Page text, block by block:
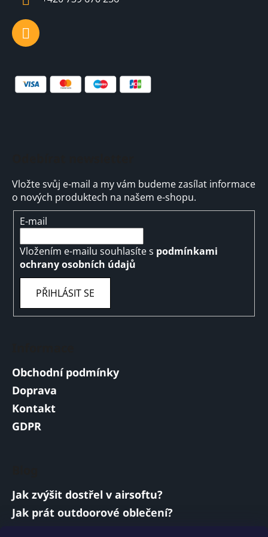
Vložte svůj e-mail a my vám budeme zasílat informace
o nových produktech na našem e-shopu.
E-mail
Vložením e-mailu souhlasíte s podmínkami
ochrany osobních údajů
PŘIHLÁSIT SE
Obchodní podmínky
Doprava
Kontakt
GDPR
Jak zvýšit dostřel v airsoftu?
Jak prát outdoorové oblečení?